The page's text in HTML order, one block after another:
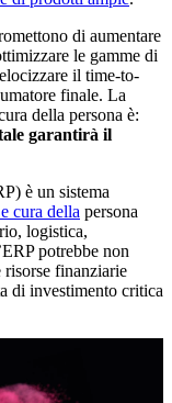
di aumentare
le gamme di
il time-to-
finale. La
della persona è:
garantirà il
è un sistema
cura della persona
logistica,
potrebbe non
risorse finanziarie
di investimento critica